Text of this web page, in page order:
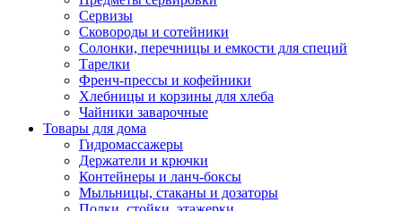
Сервизы
Сковороды и сотейники
Солонки, перечницы и емкости для специй
Тарелки
Френч-прессы и кофейники
Хлебницы и корзины для хлеба
Чайники заварочные
Товары для дома
Гидромассажеры
Держатели и крючки
Контейнеры и ланч-боксы
Мыльницы, стаканы и дозаторы